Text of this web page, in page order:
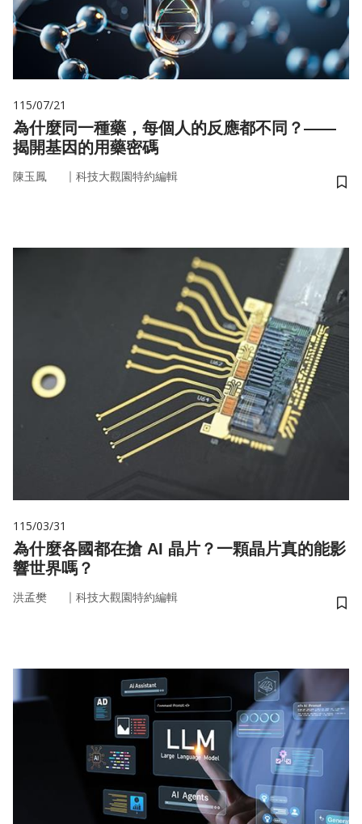
115/07/21
為什麼同一種藥，每個人的反應都不同？——
揭開基因的用藥密碼
陳玉鳳 ｜ 科技大觀園特約編輯
儲
115/03/31
為什麼各國都在搶 AI 晶片？一顆晶片真的能影
響世界嗎？
洪孟樊 ｜ 科技大觀園特約編輯
儲